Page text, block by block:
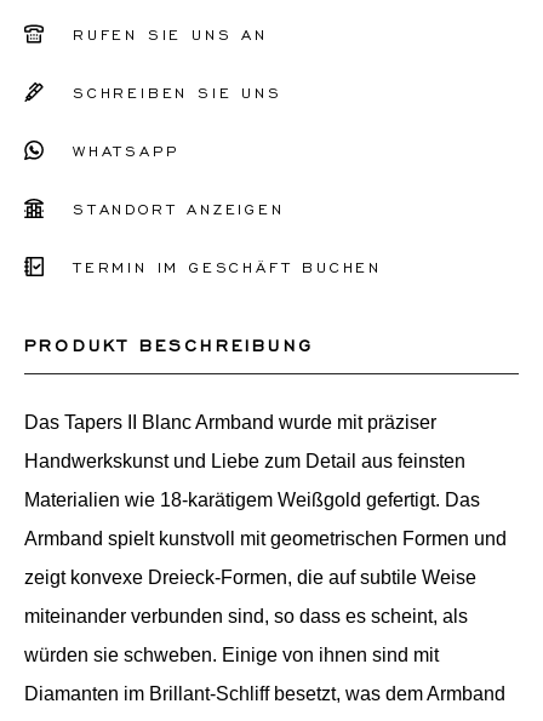
RUFEN SIE UNS AN
SCHREIBEN SIE UNS
WHATSAPP
STANDORT ANZEIGEN
TERMIN IM GESCHÄFT BUCHEN
PRODUKT BESCHREIBUNG
Das Tapers II Blanc Armband wurde mit präziser
Handwerkskunst und Liebe zum Detail aus feinsten
Materialien wie 18-karätigem Weißgold gefertigt. Das
Armband spielt kunstvoll mit geometrischen Formen und
zeigt konvexe Dreieck-Formen, die auf subtile Weise
miteinander verbunden sind, so dass es scheint, als
würden sie schweben. Einige von ihnen sind mit
Diamanten im Brillant-Schliff besetzt, was dem Armband